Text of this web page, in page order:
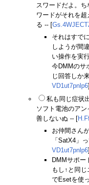
スワードだよ。
ワードがそれを
る -- [
それはすで
しようが間
い操作を実
今DMMのサ
じ回答しか
VD1ut7pnlp6]
私も同じ症状
ソフト電池のア
善しないぬ -- [
お仲間さん
「SatX4」
VD1ut7pnlp6]
DMMサポー
もし↑と同
でEsetを使